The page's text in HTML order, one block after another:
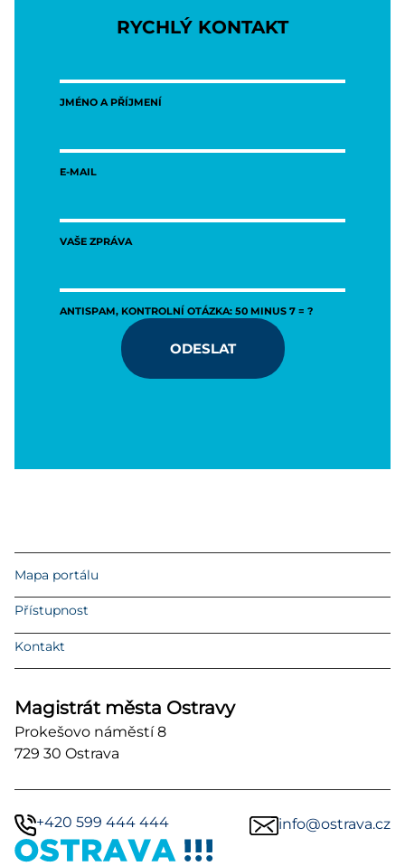
RYCHLÝ KONTAKT
JMÉNO A PŘÍJMENÍ
E-MAIL
VAŠE ZPRÁVA
ANTISPAM, KONTROLNÍ OTÁZKA: 50 MINUS 7 = ?
ODESLAT
Mapa portálu
Přístupnost
Kontakt
Magistrát města Ostravy
Prokešovo náměstí 8
729 30 Ostrava
+420 599 444 444 info@ostrava.cz